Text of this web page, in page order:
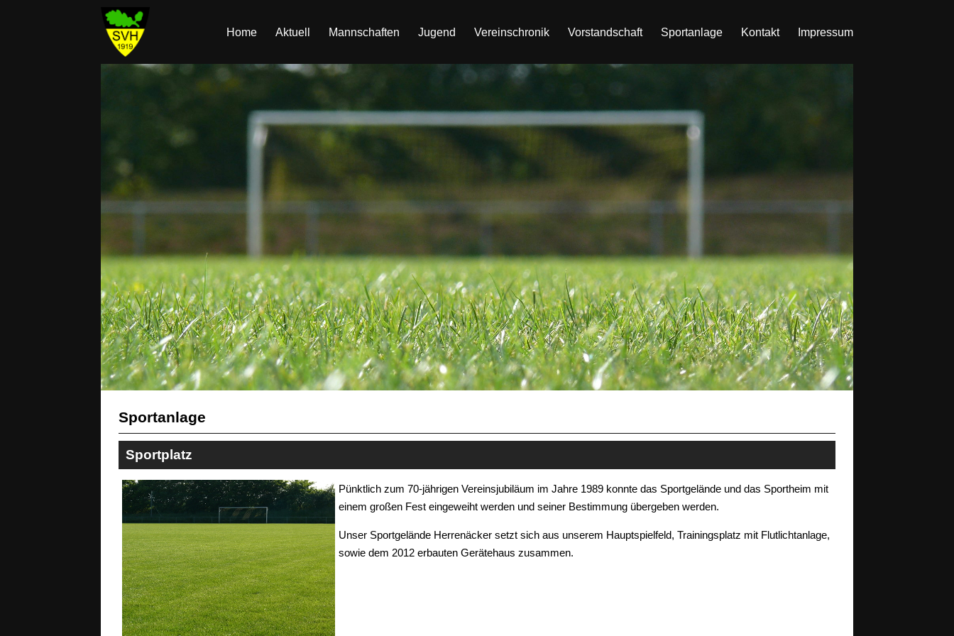
Home Aktuell Mannschaften Jugend Vereinschronik Vorstandschaft Sportanlage Kontakt Impressum
Sportanlage
Sportplatz
Pünktlich zum 70-jährigen Vereinsjubiläum im Jahre 1989 konnte das Sportgelände und das Sportheim mit
einem großen Fest eingeweiht werden und seiner Bestimmung übergeben werden.
Unser Sportgelände Herrenäcker setzt sich aus unserem Hauptspielfeld, Trainingsplatz mit Flutlichtanlage,
sowie dem 2012 erbauten Gerätehaus zusammen.